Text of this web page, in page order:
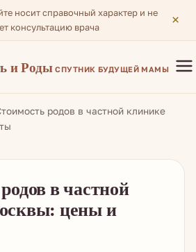
носит справочный характер и не
консультацию врача
×
и Роды СПУТНИК БУДУЩЕЙ МАМЫ
родов в частной клинике
в частной
цены и